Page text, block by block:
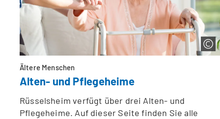
Ältere Menschen
Alten- und Pflegeheime
Rüsselsheim verfügt über drei Alten- und
Pflegeheime. Auf dieser Seite finden Sie alle